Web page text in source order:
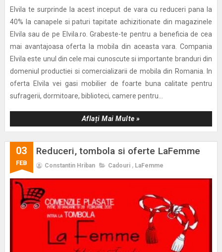
Elvila te surprinde la acest inceput de vara cu reduceri pana la
40% la canapele si paturi tapitate achizitionate din magazinele
Elvila sau de pe Elvila.ro. Grabeste-te pentru a beneficia de cea
mai avantajoasa oferta la mobila din aceasta vara. Compania
Elvila este unul din cele mai cunoscute si importante branduri din
domeniul productiei si comercializarii de mobila din Romania. In
oferta Elvila vei gasi mobilier de foarte buna calitate pentru
sufragerii, dormitoare, biblioteci, camere pentru...
Aflați Mai Multe »
03
FEB
Reduceri, tombola si oferte LaFemme
Constantin Hriban Cadouri , LaFemme